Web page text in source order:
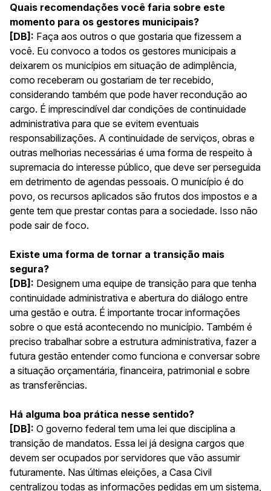
Quais recomendações você faria sobre este
momento para os gestores municipais?
[DB]: Faça aos outros o que gostaria que fizessem a
você. Eu convoco a todos os gestores municipais a
deixarem os municípios em situação de adimplência,
como receberam ou gostariam de ter recebido,
considerando também que pode haver recondução ao
cargo. É imprescindível dar condições de continuidade
administrativa para que se evitem eventuais
responsabilizações. A continuidade de serviços, obras e
outras melhorias necessárias é uma forma de respeito à
supremacia do interesse público, que deve ser perseguida
em detrimento de agendas pessoais. O município é do
povo, os recursos aplicados são frutos dos impostos e a
gente tem que prestar contas para a sociedade. Isso não
pode sair de foco.
Existe uma forma de tornar a transição mais
segura?
[DB]: Designem uma equipe de transição para que tenha
continuidade administrativa e abertura do diálogo entre
uma gestão e outra. É importante trocar informações
sobre o que está acontecendo no município. Também é
preciso trabalhar sobre a estrutura administrativa, fazer a
futura gestão entender como funciona e conversar sobre
a situação orçamentária, financeira, patrimonial e sobre
as transferências.
Há alguma boa prática nesse sentido?
[DB]: O governo federal tem uma lei que disciplina a
transição de mandatos. Essa lei já designa cargos que
devem ser ocupados por servidores que vão assumir
futuramente. Nas últimas eleições, a Casa Civil
centralizou todas as informações pedidas em um sistema,